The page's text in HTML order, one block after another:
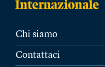
Chi siamo
Contattaci